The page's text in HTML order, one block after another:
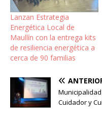
Lanzan Estrategia
Energética Local de
Maullín con la entrega kits
de resiliencia energética a
cerca de 90 familias
Cuidador y